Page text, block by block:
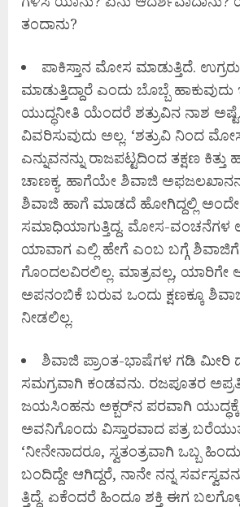
ತಂದಾನು?
ಪಾಕಿಸ್ತಾನ ಮೋಸ ಮಾಡುತ್ತಿದೆ.
ಮಾಡುತ್ತಿದ್ದಾರೆ ಎಂದು ಬೊಬ್ಬೆ ಹಾಕುವುದು
ಯುದ್ಧನೀತಿ ಯೆಂದರೆ ಶತ್ರುವಿನ ನಾಶ
ವಿವರಿಸುವುದು ಅಲ್ಲ. ‘ಶತ್ರುವಿ ನಿಂದ
ಎನ್ನುವನನ್ನು ರಾಜಪಟ್ಟದಿಂದ ತಕ್ಷಣ ಕಿತ್ತು
ಚಾಣಕ್ಯ. ಹಾಗೆಯೇ ಶಿವಾಜಿ
ಶಿವಾಜಿ ಹಾಗೆ ಮಾಡದೆ ಹೋಗಿದ್ದಲ್ಲಿ ಅಂದೇ
ಸಮಾಧಿಯಾಗುತ್ತಿದ್ದ. ಮೋಸ-
ಯಾವಾಗ ಎಲ್ಲಿ ಹೇಗೆ ಎಂಬ ಬಗ್ಗೆ
ಗೊಂದಲವಿರಲಿಲ್ಲ. ಮಾತ್ರವಲ್ಲ, ಯಾರಿಗೇ
ಅಪನಂಬಿಕೆ ಬರುವ ಒಂದು ಕ್ಷಣಕ್ಕೂ
ನೀಡಲಿಲ್ಲ.
ಶಿವಾಜಿ ಪ್ರಾಂತ-ಭಾಷೆಗಳ ಗಡಿ ಮೀರಿ
ಸಮಗ್ರವಾಗಿ ಕಂಡವನು. ರಜಪೂತರ
ಜಯಸಿಂಹನು ಅಕ್ಬರ್‌ನ ಪರವಾಗಿ
ಅವನಿಗೊಂದು ವಿಸ್ತಾರವಾದ ಪತ್ರ
‘ನೀನೇನಾದರೂ, ಸ್ವತಂತ್ರವಾಗಿ ಒಬ್ಬ
ಬಂದಿದ್ದೇ ಆಗಿದ್ದರೆ, ನಾನೇ ನನ್ನ
ತ್ತಿದ್ದೆ. ಏಕೆಂದರೆ ಹಿಂದೂ ಶಕ್ತಿ ಈಗ